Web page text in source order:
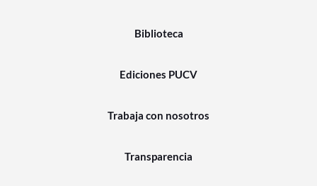
Biblioteca
Ediciones PUCV
Trabaja con nosotros
Transparencia